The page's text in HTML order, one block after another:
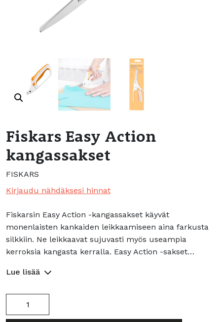
Fiskars Easy Action
kangassakset
FISKARS
Kirjaudu nähdäksesi hinnat
Fiskarsin Easy Action -kangassakset käyvät
monenlaisten kankaiden leikkaamiseen aina farkusta
silkkiin. Ne leikkaavat sujuvasti myös useampia
kerroksia kangasta kerralla. Easy Action -sakset…
Lue lisää